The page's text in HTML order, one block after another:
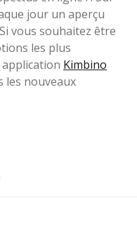
jour un aperçu
vous souhaitez être
les plus
Kimbino
les nouveaux